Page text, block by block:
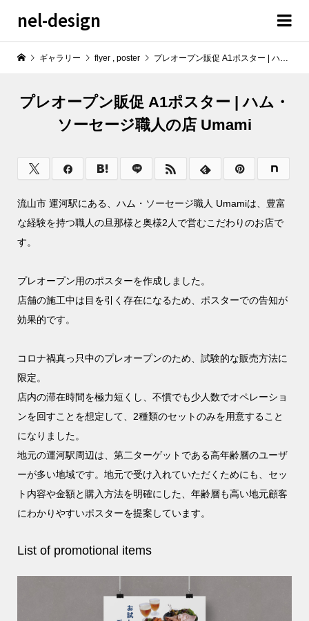
nel-design
ギャラリー flyer , poster プレオープン販促 A1ポスター | ハム・ソーセージ職人の店 Umami
プレオープン販促 A1ポスター | ハム・
ソーセージ職人の店 Umami
流山市 運河駅にある、ハム・ソーセージ職人 Umamiは、豊富
な経験を持つ職人の旦那様と奥様2人で営むこだわりのお店で
す。
プレオープン用のポスターを作成しました。
店舗の施工中は目を引く存在になるため、ポスターでの告知が
効果的です。
コロナ禍真っ只中のプレオープンのため、試験的な販売方法に
限定。
店内の滞在時間を極力短くし、不慣でも少人数でオペレーショ
ンを回すことを想定して、2種類のセットのみを用意すること
になりました。
地元の運河駅周辺は、第二ターゲットである高年齢層のユーザ
ーが多い地域です。地元で受け入れていただくためにも、セッ
ト内容や金額と購入方法を明確にした、年齢層も高い地元顧客
にわかりやすいポスターを提案しています。
List of promotional items